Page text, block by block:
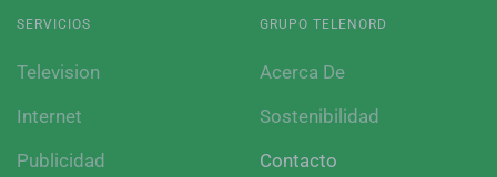
SERVICIOS
Television
Internet
Publicidad
GRUPO TELENORD
Acerca De
Sostenibilidad
Contacto